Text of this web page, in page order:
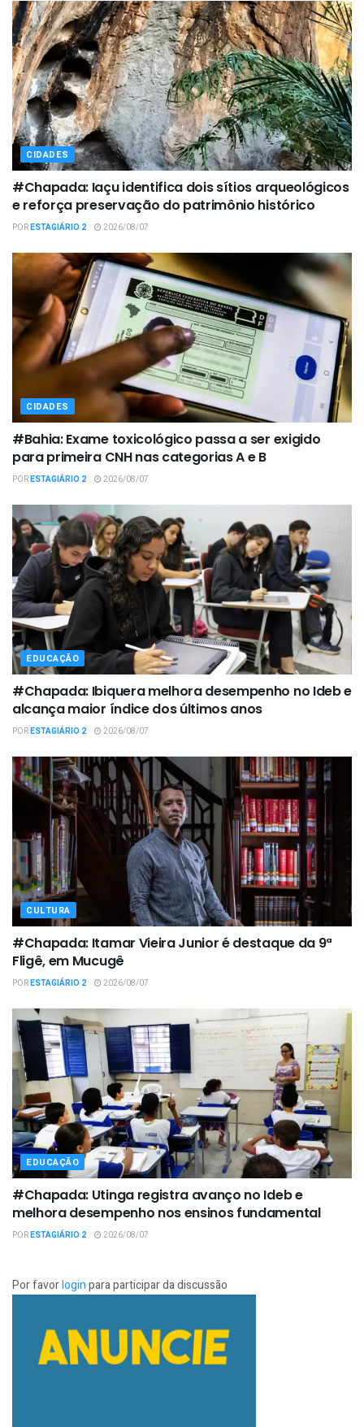
CIDADES
#Chapada: Iaçu identifica dois sítios arqueológicos
e reforça preservação do patrimônio histórico
PORESTAGIÁRIO 2 2026/08/07
CIDADES
#Bahia: Exame toxicológico passa a ser exigido
para primeira CNH nas categorias A e B
PORESTAGIÁRIO 2 2026/08/07
EDUCAÇÃO
#Chapada: Ibiquera melhora desempenho no Ideb e
alcança maior índice dos últimos anos
PORESTAGIÁRIO 2 2026/08/07
CULTURA
#Chapada: Itamar Vieira Junior é destaque da 9ª
Fligê, em Mucugê
PORESTAGIÁRIO 2 2026/08/07
EDUCAÇÃO
#Chapada: Utinga registra avanço no Ideb e
melhora desempenho nos ensinos fundamental
PORESTAGIÁRIO 2 2026/08/07
Por favorloginpara participar da discussão